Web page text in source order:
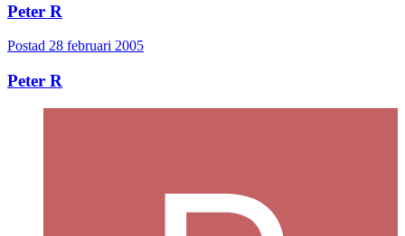
Peter R
Postad 28 februari 2005
Peter R